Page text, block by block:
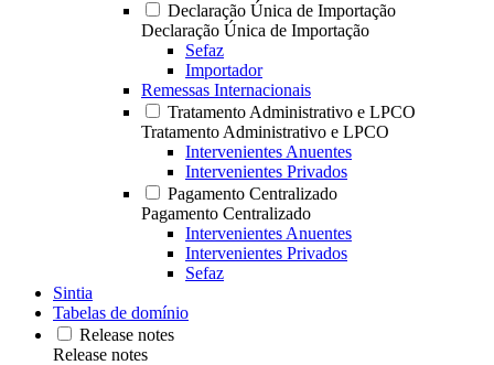
Declaração Única de Importação
Declaração Única de Importação
Sefaz
Importador
Remessas Internacionais
Tratamento Administrativo e LPCO
Tratamento Administrativo e LPCO
Intervenientes Anuentes
Intervenientes Privados
Pagamento Centralizado
Pagamento Centralizado
Intervenientes Anuentes
Intervenientes Privados
Sefaz
Sintia
Tabelas de domínio
Release notes
Release notes